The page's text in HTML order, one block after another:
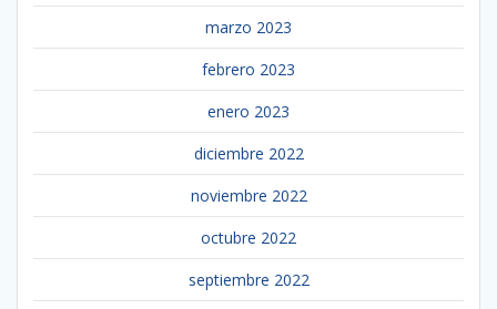
marzo 2023
febrero 2023
enero 2023
diciembre 2022
noviembre 2022
octubre 2022
septiembre 2022